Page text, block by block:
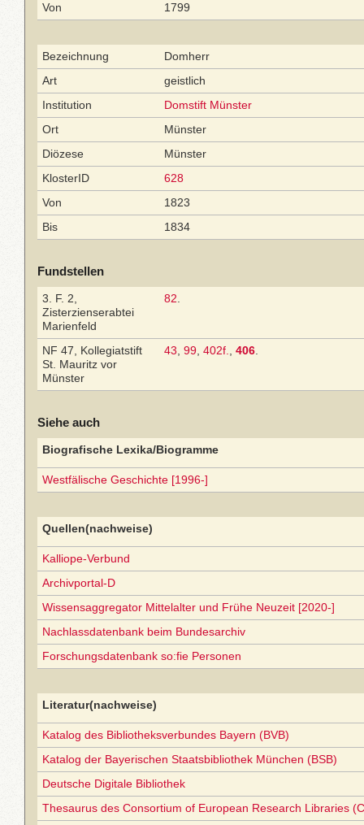
Von
1799
Bezeichnung
Domherr
Art
geistlich
Institution
Domstift Münster
Ort
Münster
Diözese
Münster
KlosterID
628
Von
1823
Bis
1834
Fundstellen
3. F. 2,
Zisterzienserabtei
Marienfeld
82
NF 47, Kollegiatstift
St. Mauritz vor
Münster
43 99 402f. 406
Siehe auch
Biografische Lexika/Biogramme
Westfälische Geschichte [1996-]
Quellen(nachweise)
Kalliope-Verbund
Archivportal-D
Wissensaggregator Mittelalter und Frühe Neuzeit [2020-]
Nachlassdatenbank beim Bundesarchiv
Forschungsdatenbank so:fie Personen
Literatur(nachweise)
Katalog des Bibliotheksverbundes Bayern (BVB)
Katalog der Bayerischen Staatsbibliothek München (BSB)
Deutsche Digitale Bibliothek
Thesaurus des Consortium of European Research Libraries